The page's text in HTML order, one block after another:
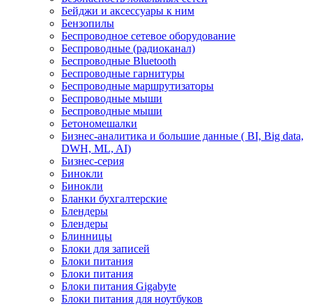
Бейджи и аксесcуары к ним
Бензопилы
Беспроводное сетевое оборудование
Беспроводные (радиоканал)
Беспроводные Bluetooth
Беспроводные гарнитуры
Беспроводные маршрутизаторы
Беспроводные мыши
Беспроводные мыши
Бетономешалки
Бизнес-аналитика и большие данные ( BI, Big data,
DWH, ML, AI)
Бизнес-серия
Бинокли
Бинокли
Бланки бухгалтерские
Блендеры
Блендеры
Блинницы
Блоки для записей
Блоки питания
Блоки питания
Блоки питания Gigabyte
Блоки питания для ноутбуков